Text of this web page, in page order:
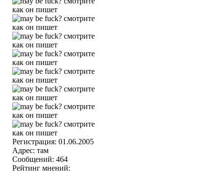
Регистрация: 01.06.2005
Адрес: там
Сообщений: 464
Рейтинг мнений: